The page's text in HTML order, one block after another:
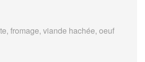
fromage, viande hachée, oeuf